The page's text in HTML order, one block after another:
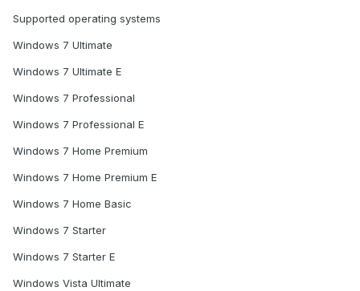
Supported operating systems
Windows 7 Ultimate
Windows 7 Ultimate E
Windows 7 Professional
Windows 7 Professional E
Windows 7 Home Premium
Windows 7 Home Premium E
Windows 7 Home Basic
Windows 7 Starter
Windows 7 Starter E
Windows Vista Ultimate